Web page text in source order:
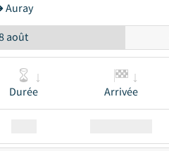
Auray
août
Durée Arrivée